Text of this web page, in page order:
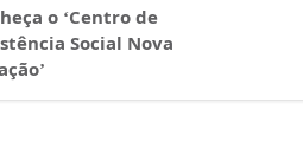
o ‘Centro de
Social Nova